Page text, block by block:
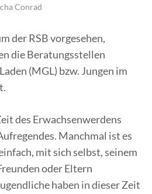
Conrad
der RSB vorgesehen,
die Beratungsstellen
(MGL) bzw. Jungen im
des Erwachsenwerdens
Manchmal ist es
mit sich selbst, seinem
oder Eltern
haben in dieser Zeit